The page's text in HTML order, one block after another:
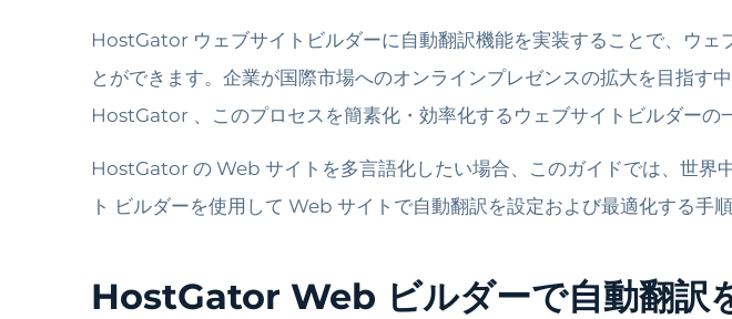
HostGator ウェブサイトビルダーに自動翻訳機能を実装することで、ウ
とができます。企業が国際市場へのオンラインプレゼンスの拡大を目指
HostGator 、このプロセスを簡素化・効率化するウェブサイトビルダーの
HostGator の Web サイトを多言語化したい場合、このガイドでは、世
ト ビルダーを使用して Web サイトで自動翻訳を設定および最適化する手
HostGator Web ビルダーで自動翻訳